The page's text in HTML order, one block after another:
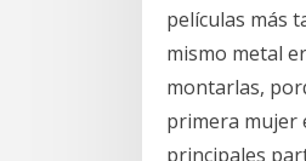
películas más
mismo metal
montarlas,
primera mujer
principales